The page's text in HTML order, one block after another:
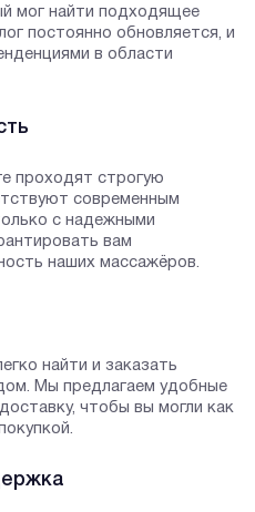
мог найти подходящее
постоянно обновляется, и
в области
проходят строгую
современным
с надежными
вам
наших массажёров.
найти и заказать
Мы предлагаем удобные
чтобы вы могли как